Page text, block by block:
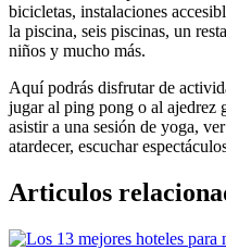
bicicletas, instalaciones
la piscina, seis piscinas, un
niños y mucho más.
Aquí podrás disfrutar de
jugar al ping pong o al ajedrez
asistir a una sesión de yoga,
atardecer, escuchar
Articulos